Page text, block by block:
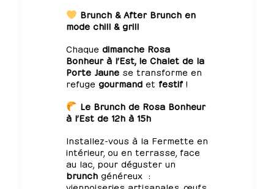
Brunch & After Brunch en
mode chill & grill
Chaque dimanche Rosa
Bonheur à l’Est, le Chalet de la
Porte Jaune se transforme en
refuge gourmand et festif!
Le Brunch de Rosa Bonheur
à l’Est de 12h à 15h
Installez-vous à la Fermette en
intérieur, ou en terrasse, face
au lac, pour déguster un
brunch généreux :
viennoiseries artisanales, œufs